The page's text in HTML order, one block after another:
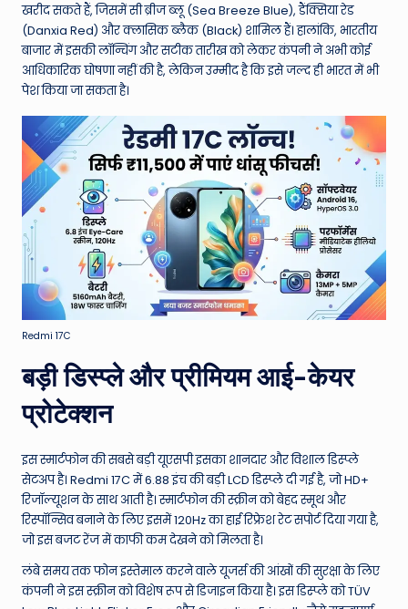
rl
d
खरीद सकते हैं, जिसमें सी ब्रीज ब्लू (Sea Breeze Blue), डैंक्सिया रेड
(Danxia Red) और क्लासिक ब्लैक (Black) शामिल हैं। हालांकि, भारतीय
बाजार में इसकी लॉन्चिंग और सटीक तारीख को लेकर कंपनी ने अभी कोई
आधिकारिक घोषणा नहीं की है, लेकिन उम्मीद है कि इसे जल्द ही भारत में भी
पेश किया जा सकता है।
Redmi 17C
बड़ी डिस्प्ले और प्रीमियम आई-केयर
प्रोटेक्शन
इस स्मार्टफोन की सबसे बड़ी यूएसपी इसका शानदार और विशाल डिस्प्ले
सेटअप है। Redmi 17C में 6.88 इंच की बड़ी LCD डिस्प्ले दी गई है, जो HD+
रिजॉल्यूशन के साथ आती है। स्मार्टफोन की स्क्रीन को बेहद स्मूथ और
रिस्पॉन्सिव बनाने के लिए इसमें 120Hz का हाई रिफ्रेश रेट सपोर्ट दिया गया है,
जो इस बजट रेंज में काफी कम देखने को मिलता है।
लंबे समय तक फोन इस्तेमाल करने वाले यूजर्स की आंखों की सुरक्षा के लिए
कंपनी ने इस स्क्रीन को विशेष रूप से डिजाइन किया है। इस डिस्प्ले को TÜV